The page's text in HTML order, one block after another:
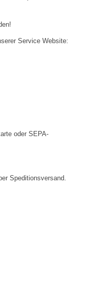
Service Website:
oder SEPA-
Speditionsversand.